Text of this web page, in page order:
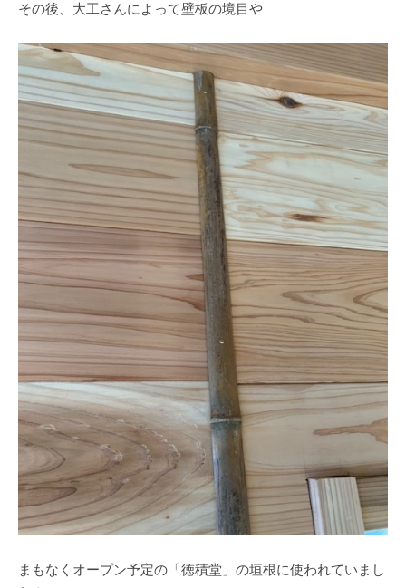
その後、大工さんによって壁板の境目や
まもなくオープン予定の「徳積堂」の垣根に使われていまし